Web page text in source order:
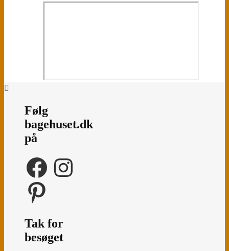
Følg
bagehuset.dk
på
FacebookInstagram
Pinterest
Tak for
besøget